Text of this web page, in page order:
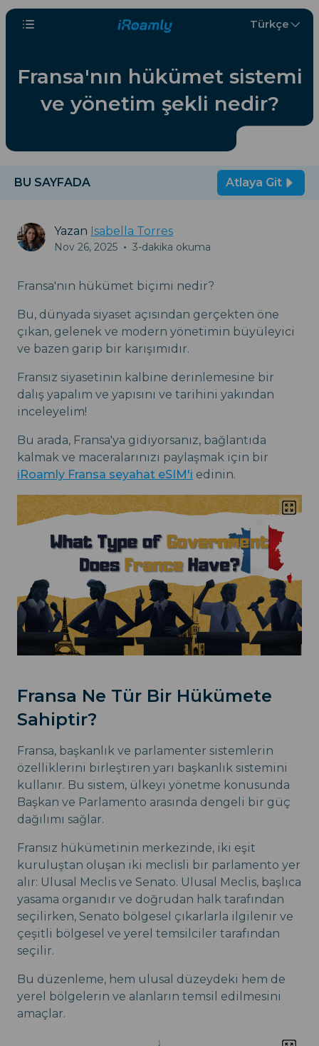
Türkçe
Fransa'nın hükümet sistemi
ve yönetim şekli nedir?
BU SAYFADA Atlaya Git
Yazan Isabella Torres
Nov 26, 2025 • 3-dakika okuma
Fransa'nın hükümet biçimi nedir?
Bu, dünyada siyaset açısından gerçekten öne
çıkan, gelenek ve modern yönetimin büyüleyici
ve bazen garip bir karışımıdır.
Fransız siyasetinin kalbine derinlemesine bir
dalış yapalım ve yapısını ve tarihini yakından
inceleyelim!
Bu arada, Fransa'ya gidiyorsanız, bağlantıda
kalmak ve maceralarınızı paylaşmak için bir
iRoamly Fransa seyahat eSIM'i edinin.
Fransa Ne Tür Bir Hükümete
Sahiptir?
Fransa, başkanlık ve parlamenter sistemlerin
özelliklerini birleştiren yarı başkanlık sistemini
kullanır. Bu sistem, ülkeyi yönetme konusunda
Başkan ve Parlamento arasında dengeli bir güç
dağılımı sağlar.
Fransız hükümetinin merkezinde, iki eşit
kuruluştan oluşan iki meclisli bir parlamento yer
alır: Ulusal Meclis ve Senato. Ulusal Meclis, başlıca
yasama organıdır ve doğrudan halk tarafından
seçilirken, Senato bölgesel çıkarlarla ilgilenir ve
çeşitli bölgesel ve yerel temsilciler tarafından
seçilir.
Bu düzenleme, hem ulusal düzeydeki hem de
yerel bölgelerin ve alanların temsil edilmesini
amaçlar.